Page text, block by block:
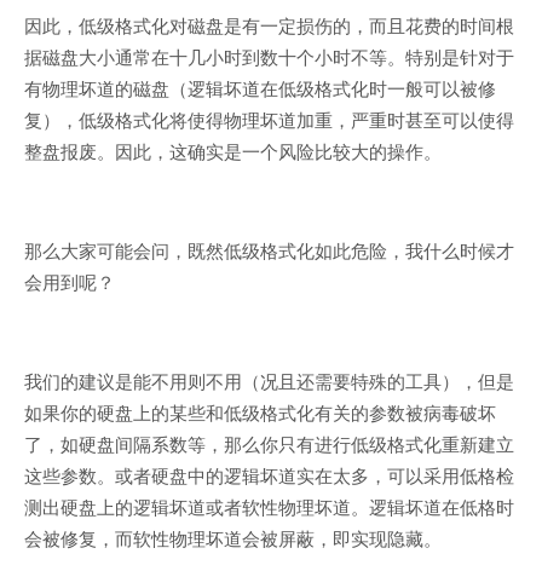
因此，低级格式化对磁盘是有一定损伤的，而且花费的时间根
据磁盘大小通常在十几小时到数十个小时不等。特别是针对于
有物理坏道的磁盘（逻辑坏道在低级格式化时一般可以被修
复），低级格式化将使得物理坏道加重，严重时甚至可以使得
整盘报废。因此，这确实是一个风险比较大的操作。
那么大家可能会问，既然低级格式化如此危险，我什么时候才
会用到呢？
我们的建议是能不用则不用（况且还需要特殊的工具），但是
如果你的硬盘上的某些和低级格式化有关的参数被病毒破坏
了，如硬盘间隔系数等，那么你只有进行低级格式化重新建立
这些参数。或者硬盘中的逻辑坏道实在太多，可以采用低格检
测出硬盘上的逻辑坏道或者软性物理坏道。逻辑坏道在低格时
会被修复，而软性物理坏道会被屏蔽，即实现隐藏。